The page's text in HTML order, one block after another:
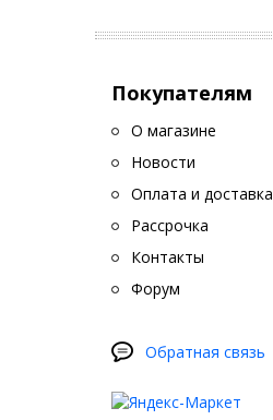
Покупателям
О магазине
Новости
Оплата и доставка
Рассрочка
Контакты
Форум
Обратная связь